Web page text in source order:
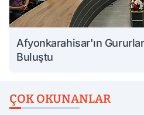
Afyonkarahisar'ın
Buluştu
ÇOK OKUNANLAR